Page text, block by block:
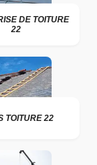
DE TOITURE
22
TOITURE 22